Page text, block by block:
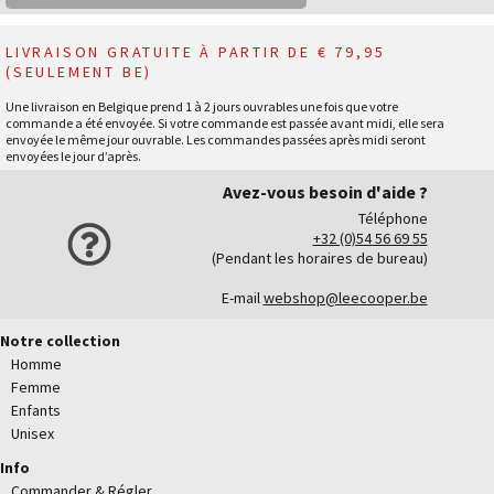
LIVRAISON GRATUITE À PARTIR DE € 79,95
(SEULEMENT BE)
Une livraison en Belgique prend 1 à 2 jours ouvrables une fois que votre
commande a été envoyée. Si votre commande est passée avant midi, elle sera
envoyée le même jour ouvrable. Les commandes passées après midi seront
envoyées le jour d’après.
Avez-vous besoin d'aide ?
Téléphone
+32 (0)54 56 69 55
(Pendant les horaires de bureau)
E-mailwebshop@leecooper.be
Notre collection
Homme
Femme
Enfants
Unisex
Info